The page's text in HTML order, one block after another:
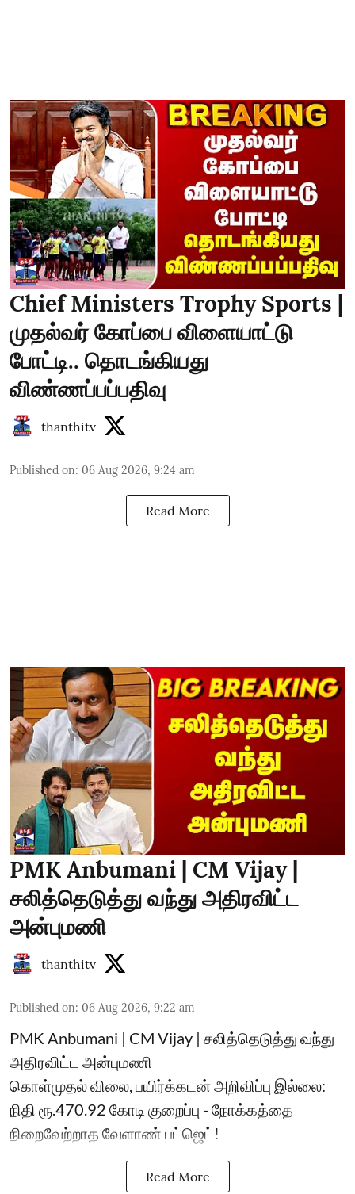
Chief Ministers Trophy Sports |
முதல்வர் கோப்பை விளையாட்டு
போட்டி.. தொடங்கியது
விண்ணப்பப்பதிவு
thanthitv
Published on: 06 Aug 2026, 9:24 am
Read More
PMK Anbumani | CM Vijay |
சலித்தெடுத்து வந்து அதிரவிட்ட
அன்புமணி
thanthitv
Published on: 06 Aug 2026, 9:22 am
PMK Anbumani | CM Vijay | சலித்தெடுத்து வந்து
அதிரவிட்ட அன்புமணி
கொள்முதல் விலை, பயிர்க்கடன் அறிவிப்பு இல்லை:
நிதி ரூ.470.92 கோடி குறைப்பு - நோக்கத்தை
நிறைவேற்றாத வேளாண் பட்ஜெட்!
Read More